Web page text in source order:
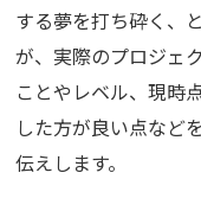
する夢を打ち砕く、
が、実際のプロジェ
ことやレベル、現時
した方が良い点など
伝えします。